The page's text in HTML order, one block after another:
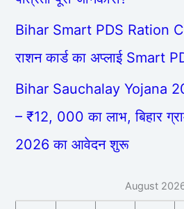
Bihar Smart PDS Ration
राशन कार्ड का अप्लाई Smart
Bihar Sauchalay Yojana
– ₹12, 000 का लाभ, बिहार
2026 का आवेदन शुरू
August